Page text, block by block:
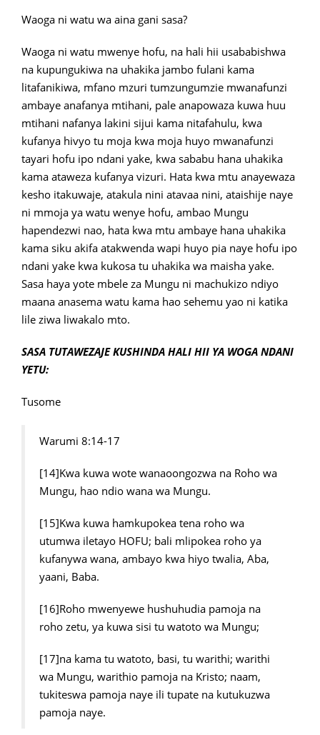
Waoga ni watu wa aina gani sasa?
Waoga ni watu mwenye hofu, na hali hii usababishwa
na kupungukiwa na uhakika jambo fulani kama
litafanikiwa, mfano mzuri tumzungumzie mwanafunzi
ambaye anafanya mtihani, pale anapowaza kuwa huu
mtihani nafanya lakini sijui kama nitafahulu, kwa
kufanya hivyo tu moja kwa moja huyo mwanafunzi
tayari hofu ipo ndani yake, kwa sababu hana uhakika
kama ataweza kufanya vizuri. Hata kwa mtu anayewaza
kesho itakuwaje, atakula nini atavaa nini, ataishije naye
ni mmoja ya watu wenye hofu, ambao Mungu
hapendezwi nao, hata kwa mtu ambaye hana uhakika
kama siku akifa atakwenda wapi huyo pia naye hofu ipo
ndani yake kwa kukosa tu uhakika wa maisha yake.
Sasa haya yote mbele za Mungu ni machukizo ndiyo
maana anasema watu kama hao sehemu yao ni katika
lile ziwa liwakalo mto.
SASA TUTAWEZAJE KUSHINDA HALI HII YA WOGA NDANI
YETU:
Tusome
Warumi 8:14-17
[14]Kwa kuwa wote wanaoongozwa na Roho wa
Mungu, hao ndio wana wa Mungu.
[15]Kwa kuwa hamkupokea tena roho wa
utumwa iletayo HOFU; bali mlipokea roho ya
kufanywa wana, ambayo kwa hiyo twalia, Aba,
yaani, Baba.
[16]Roho mwenyewe hushuhudia pamoja na
roho zetu, ya kuwa sisi tu watoto wa Mungu;
[17]na kama tu watoto, basi, tu warithi; warithi
wa Mungu, warithio pamoja na Kristo; naam,
tukiteswa pamoja naye ili tupate na kutukuzwa
pamoja naye.